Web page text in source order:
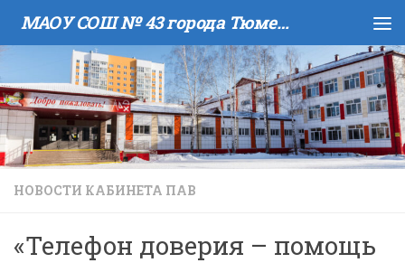
Skip to content МАОУ COШ № 43 города Тюмени имени В.И. Муравленко
НОВОСТИ КАБИНЕТА ПАВ
«Телефон доверия – помощь